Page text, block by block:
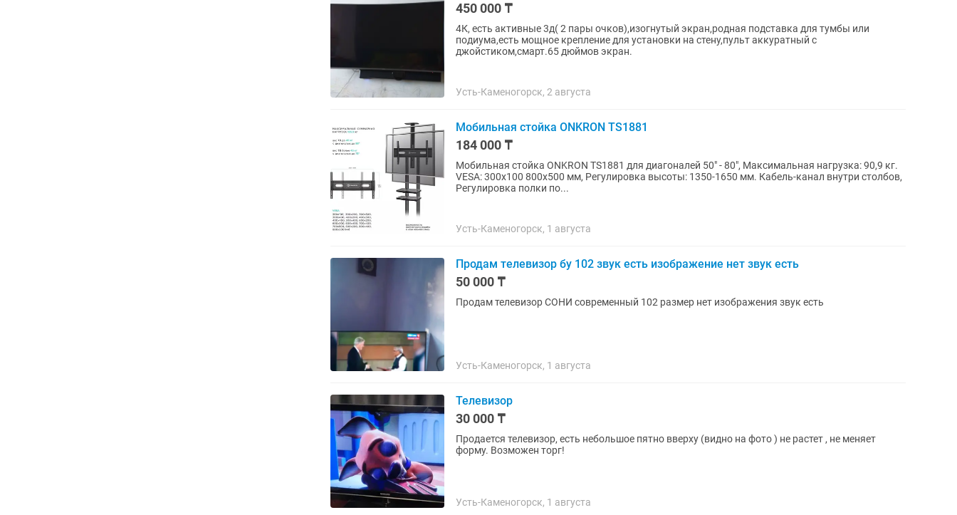
450 000 ₸
4К, есть активные 3д( 2 пары очков),изогнутый экран,родная подставка для тумбы или
подиума,есть мощное крепление для установки на стену,пульт аккуратный с
джойстиком,смарт.65 дюймов экран.
Усть-Каменогорск, 2 августа
Мобильная стойка ONKRON TS1881
184 000 ₸
Мобильная стойка ONKRON TS1881 для диагоналей 50" - 80", Максимальная нагрузка: 90,9 кг.
VESA: 300х100 800х500 мм, Регулировка высоты: 1350-1650 мм. Кабель-канал внутри столбов,
Регулировка полки по...
Усть-Каменогорск, 1 августа
Продам телевизор бу 102 звук есть изображение нет звук есть
50 000 ₸
Продам телевизор СОНИ современный 102 размер нет изображения звук есть
Усть-Каменогорск, 1 августа
Телевизор
30 000 ₸
Продается телевизор, есть небольшое пятно вверху (видно на фото ) не растет , не меняет
форму. Возможен торг!
Усть-Каменогорск, 1 августа